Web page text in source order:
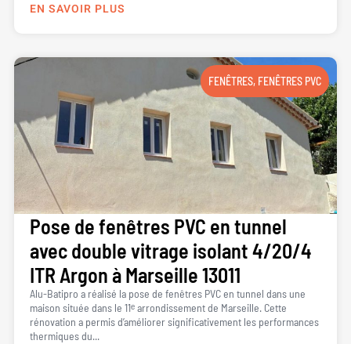
EN SAVOIR PLUS
FENÊTRES, FENÊTRES PVC
Pose de fenêtres PVC en tunnel
avec double vitrage isolant 4/20/4
ITR Argon à Marseille 13011
Alu-Batipro a réalisé la pose de fenêtres PVC en tunnel dans une
maison située dans le 11ᵉ arrondissement de Marseille. Cette
rénovation a permis d’améliorer significativement les performances
thermiques du...